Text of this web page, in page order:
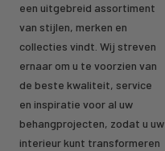
een uitgebreid assortiment
van stijlen, merken en
collecties vindt. Wij streven
ernaar om u te voorzien van
de beste kwaliteit, service
en inspiratie voor al uw
behangprojecten, zodat u uw
interieur kunt transformeren